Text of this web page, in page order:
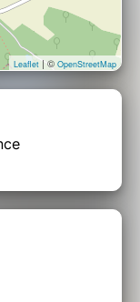
Leaflet| © OpenStreetMap